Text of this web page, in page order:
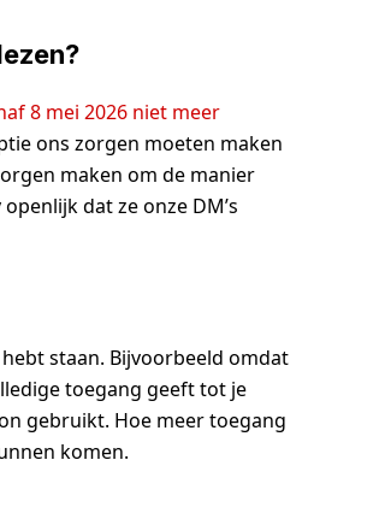
8 mei 2026 niet meer
ons zorgen moeten maken
maken om de manier
dat ze onze DM’s
staan. Bijvoorbeeld omdat
toegang geeft tot je
gebruikt. Hoe meer toegang
komen.